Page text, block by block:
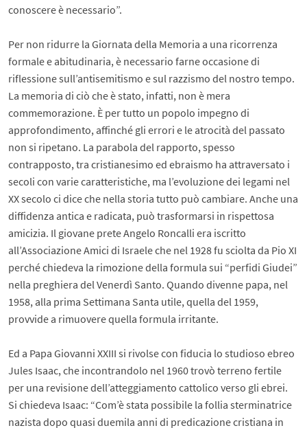
conoscere è necessario”.
Per non ridurre la Giornata della Memoria a una ricorrenza
formale e abitudinaria, è necessario farne occasione di
riflessione sull’antisemitismo e sul razzismo del nostro tempo.
La memoria di ciò che è stato, infatti, non è mera
commemorazione. È per tutto un popolo impegno di
approfondimento, affinché gli errori e le atrocità del passato
non si ripetano. La parabola del rapporto, spesso
contrapposto, tra cristianesimo ed ebraismo ha attraversato i
secoli con varie caratteristiche, ma l’evoluzione dei legami nel
XX secolo ci dice che nella storia tutto può cambiare. Anche una
diffidenza antica e radicata, può trasformarsi in rispettosa
amicizia. Il giovane prete Angelo Roncalli era iscritto
all’Associazione Amici di Israele che nel 1928 fu sciolta da Pio XI
perché chiedeva la rimozione della formula sui “perfidi Giudei”
nella preghiera del Venerdì Santo. Quando divenne papa, nel
1958, alla prima Settimana Santa utile, quella del 1959,
provvide a rimuovere quella formula irritante.
Ed a Papa Giovanni XXIII si rivolse con fiducia lo studioso ebreo
Jules Isaac, che incontrandolo nel 1960 trovò terreno fertile
per una revisione dell’atteggiamento cattolico verso gli ebrei.
Si chiedeva Isaac: “Com’è stata possibile la follia sterminatrice
nazista dopo quasi duemila anni di predicazione cristiana in